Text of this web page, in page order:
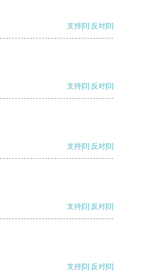
支持[0] 反对[0]
支持[0] 反对[0]
支持[0] 反对[0]
支持[0] 反对[0]
支持[0] 反对[0]